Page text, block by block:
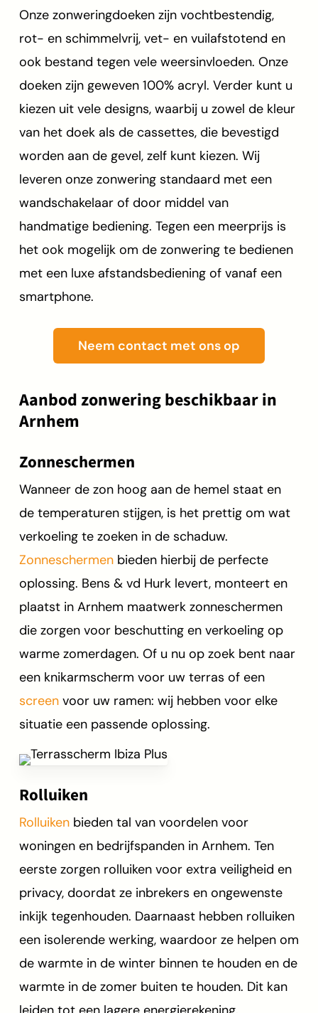
Onze zonweringdoeken zijn vochtbestendig,
rot- en schimmelvrij, vet- en vuilafstotend en
ook bestand tegen vele weersinvloeden. Onze
doeken zijn geweven 100% acryl. Verder kunt u
kiezen uit vele designs, waarbij u zowel de kleur
van het doek als de cassettes, die bevestigd
worden aan de gevel, zelf kunt kiezen. Wij
leveren onze zonwering standaard met een
wandschakelaar of door middel van
handmatige bediening. Tegen een meerprijs is
het ook mogelijk om de zonwering te bedienen
met een luxe afstandsbediening of vanaf een
smartphone.
Neem contact met ons op
Aanbod zonwering beschikbaar in
Arnhem
Zonneschermen
Wanneer de zon hoog aan de hemel staat en
de temperaturen stijgen, is het prettig om wat
verkoeling te zoeken in de schaduw.
Zonneschermenbieden hierbij de perfecte
oplossing. Bens & vd Hurk levert, monteert en
plaatst in Arnhem maatwerk zonneschermen
die zorgen voor beschutting en verkoeling op
warme zomerdagen. Of u nu op zoek bent naar
een knikarmscherm voor uw terras of een
screenvoor uw ramen: wij hebben voor elke
situatie een passende oplossing.
Rolluiken
Rolluikenbieden tal van voordelen voor
woningen en bedrijfspanden in Arnhem. Ten
eerste zorgen rolluiken voor extra veiligheid en
privacy, doordat ze inbrekers en ongewenste
inkijk tegenhouden. Daarnaast hebben rolluiken
een isolerende werking, waardoor ze helpen om
de warmte in de winter binnen te houden en de
warmte in de zomer buiten te houden. Dit kan